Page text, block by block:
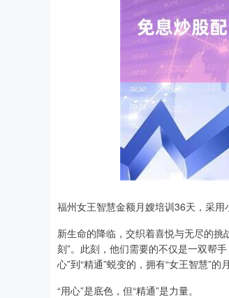
福州女王智慧金额月嫂培训36天，采用
新生命的降临，交织着喜悦与无尽的
刻”。此刻，他们需要的不仅是一双帮
心”到“精通”蜕变的，拥有“女王智慧”的月
“用心”是底色，但“精通”是力量。